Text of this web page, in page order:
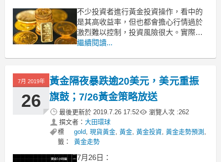
不少投資者進行黃金投資操作，看中的
是其高收益率，但也都會擔心行情過於
激烈難以控制，投資風險很大。實際
上，投資者只要在交易時牢記以下幾
吧！
秘籍一 無論何時都要做好止盈損
怎樣投資黃金才能多贏少虧？其中最需
要投資
繼續閱讀...
7月 2019年
26
黃金隔夜暴跌逾20美元，美元重振
旗鼓；7/26黃金策略放送
最後更新於 2019.7.26 17:52 瀏覽人次 :262
撰文者： 大田環球
標
籤：
gold, 現貨黃金, 黃金, 黃金投資, 黃金走勢預測 ,
黃金走勢
7月26日：